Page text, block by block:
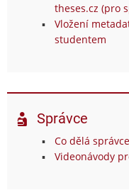
theses.cz (pro
Vložení
studentem
Správce
Co dělá správce
Videonávody